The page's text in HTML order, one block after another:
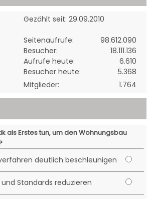
Gezählt seit: 29.09.2010
Seitenaufrufe:
98.612.090
Besucher:
18.111.136
Aufrufe heute:
6.610
Besucher heute:
5.368
Mitglieder:
1.764
als Erstes tun, um den Wohnungsbau
deutlich beschleunigen
Standards reduzieren